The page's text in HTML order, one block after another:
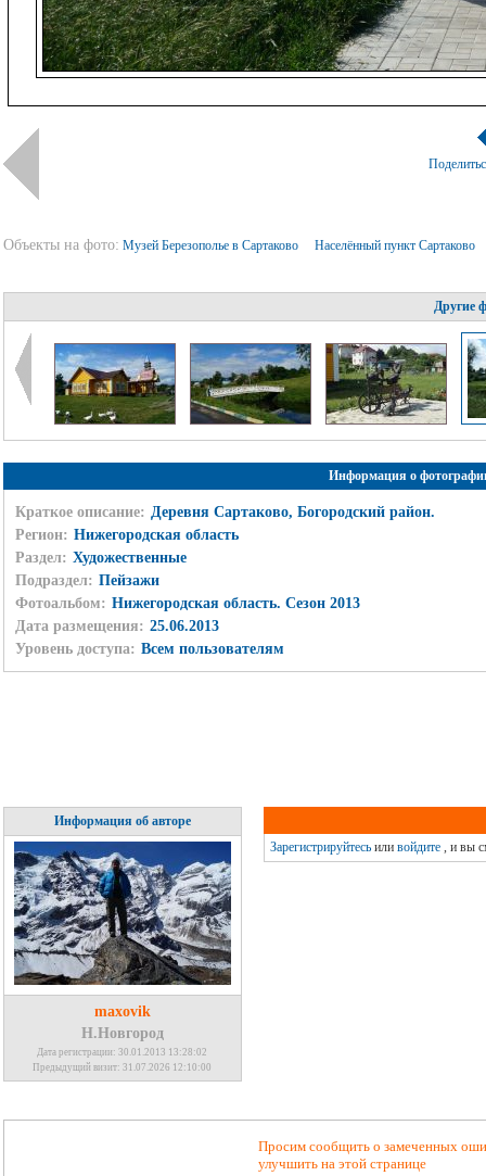
Объекты на фото: Музей Березополье в Сартаково Населённый пункт Сартаково
Другие
Информация о
Краткое описание: Деревня Сартаково, Богородский район.
Регион: Нижегородская область
Раздел: Художественные
Подраздел: Пейзажи
Фотоальбом: Нижегородская область. Сезон 2013
Дата размещения: 25.06.2013
Уровень доступа: Всем пользователям
Информация об авторе
maxovik
Н.Новгород
Дата регистрации: 30.01.2013 13:28:02
Предыдущий визит: 31.07.2026 12:10:00
Зарегистрируйтесьили войдите, и вы
Просим сообщить о замеченных
улучшить на этой странице